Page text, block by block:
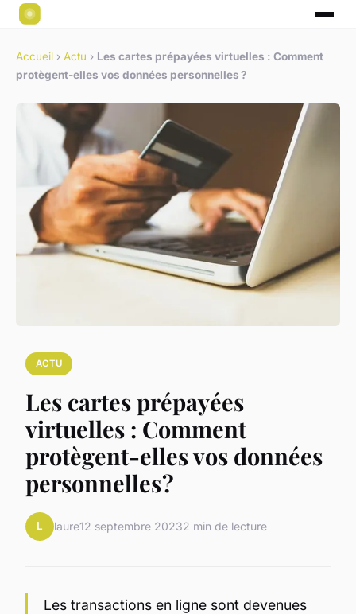
Accueil › Actu › Les cartes prépayées virtuelles : Comment
protègent-elles vos données personnelles ?
ACTU
Les cartes prépayées
virtuelles : Comment
protègent-elles vos données
personnelles ?
L laure12 septembre 20232 min de lecture
Les transactions en ligne sont devenues